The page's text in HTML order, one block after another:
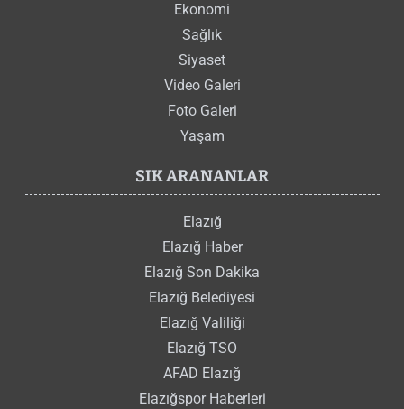
Ekonomi
Sağlık
Siyaset
Video Galeri
Foto Galeri
Yaşam
SIK ARANANLAR
Elazığ
Elazığ Haber
Elazığ Son Dakika
Elazığ Belediyesi
Elazığ Valiliği
Elazığ TSO
AFAD Elazığ
Elazığspor Haberleri